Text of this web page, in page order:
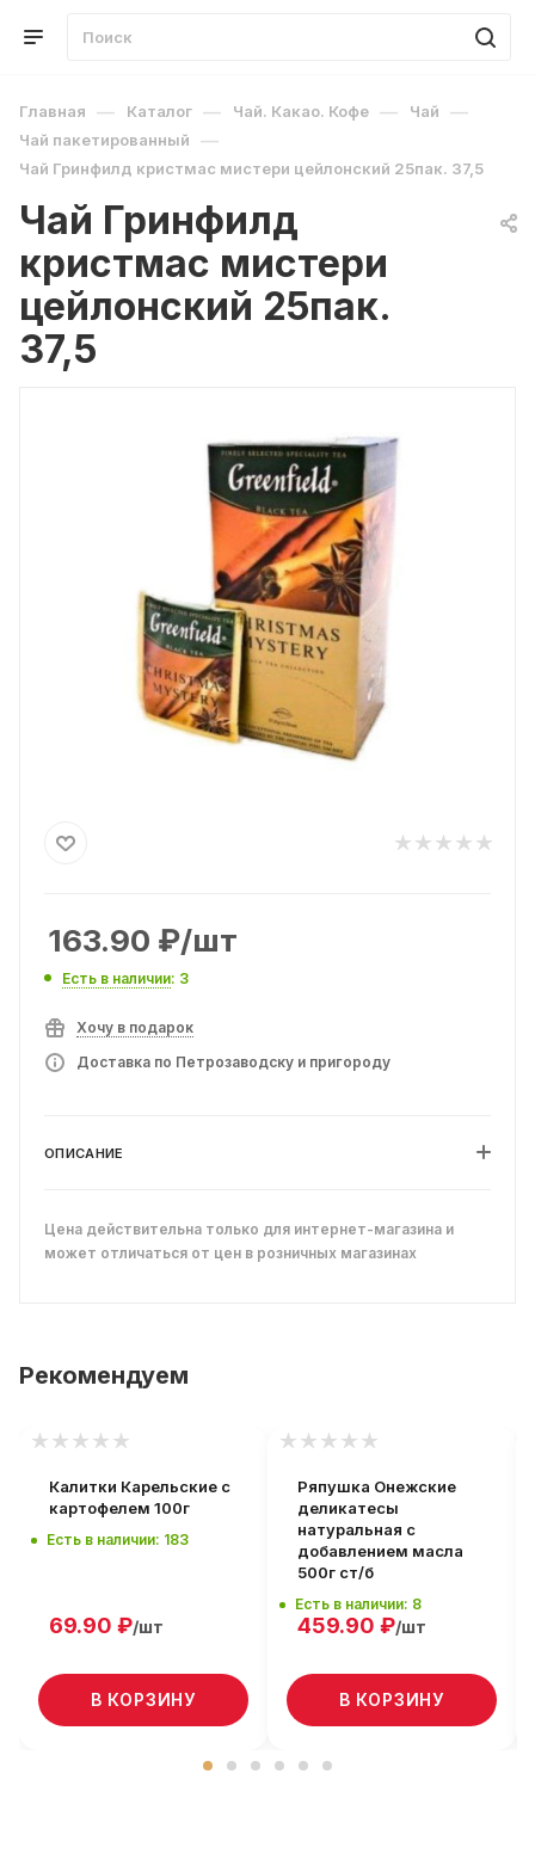
Главная — Каталог — Чай. Какао. Кофе — Чай —
Чай пакетированный —
Чай Гринфилд кристмас мистери цейлонский 25пак. 37,5
Чай Гринфилд
кристмас мистери
цейлонский 25пак.
37,5
163.90 ₽/шт
Есть в наличии: 3
Хочу в подарок
Доставка по Петрозаводску и пригороду
ОПИСАНИЕ
Цена действительна только для интернет-магазина и
может отличаться от цен в розничных магазинах
Рекомендуем
Калитки Карельские с
картофелем 100г
Есть в наличии: 183
69.90 ₽/шт
В КОРЗИНУ
Ряпушка Онежские
деликатесы
натуральная с
добавлением масла
500г ст/б
Есть в наличии: 8
459.90 ₽/шт
В КОРЗИНУ